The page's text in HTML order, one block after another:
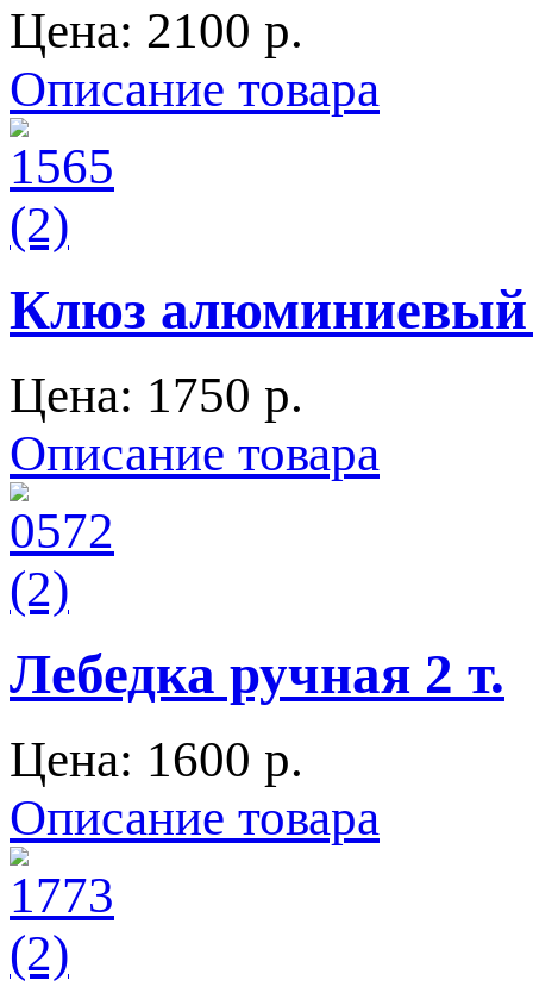
Цена: 2100 p.
Описание товара
Клюз алюминиевый
Цена: 1750 p.
Описание товара
Лебедка ручная 2 т.
Цена: 1600 p.
Описание товара